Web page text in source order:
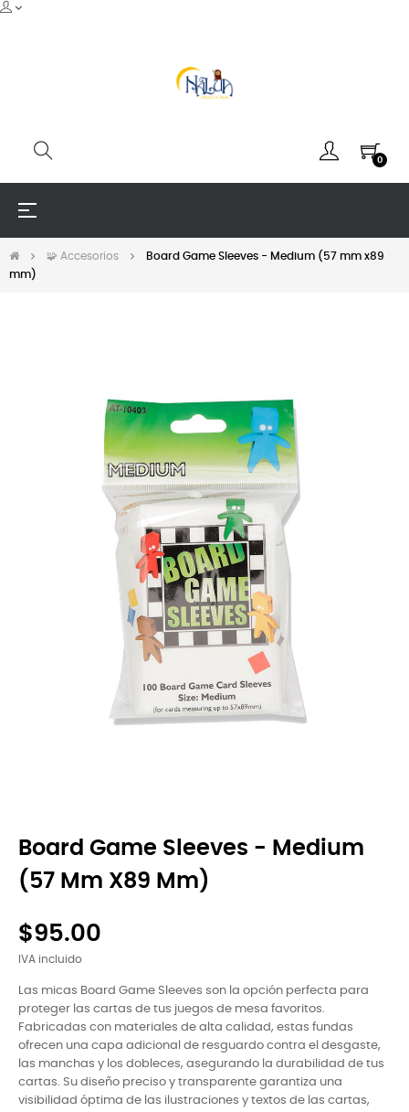
0
Navegación
☰
🧩 Accesorios
Board Game Sleeves - Medium (57 mm x89
mm)
Board Game Sleeves - Medium
(57 Mm X89 Mm)
$95.00
IVA incluido
Las micas Board Game Sleeves son la opción perfecta para
proteger las cartas de tus juegos de mesa favoritos.
Fabricadas con materiales de alta calidad, estas fundas
ofrecen una capa adicional de resguardo contra el desgaste,
las manchas y los dobleces, asegurando la durabilidad de tus
cartas. Su diseño preciso y transparente garantiza una
visibilidad óptima de las ilustraciones y textos de las cartas,